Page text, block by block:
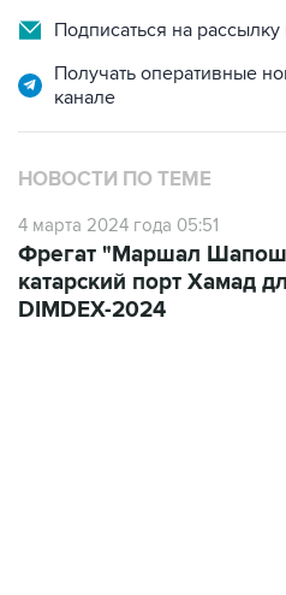
Подписаться на
Получать оперативные
канале
НОВОСТИ ПО ТЕМЕ
4 марта 2024 года 05:51
Фрегат "Маршал
катарский порт Хамад
DIMDEX-2024